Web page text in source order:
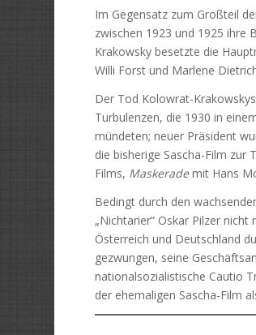
Im Gegensatz zum Großteil
zwischen 1923 und 1925 ihre
Krakowsky besetzte die
Willi Forst und Marlene
Der Tod Kolowrat-
Turbulenzen, die 1930 in
mündeten; neuer Präsident
die bisherige Sascha-Film zur
Films, Maskerademit Hans
Bedingt durch den
„Nichtarier“ Oskar Pilzer
Österreich und Deutschland
gezwungen, seine
nationalsozialistische Cautio
der ehemaligen Sascha-Film